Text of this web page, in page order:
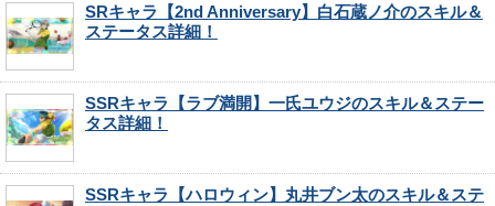
SRキャラ【2nd Anniversary】白石蔵ノ介のスキル＆
ステータス詳細！
SSRキャラ【ラブ満開】一氏ユウジのスキル＆ステー
タス詳細！
SSRキャラ【ハロウィン】丸井ブン太のスキル＆ステ